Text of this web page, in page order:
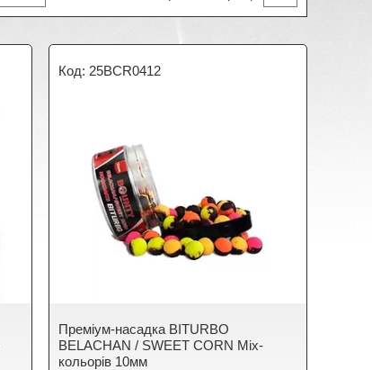
25BCR0412
Преміум-насадка BITURBO
BELACHAN / SWEET CORN Mix-
кольорів 10мм